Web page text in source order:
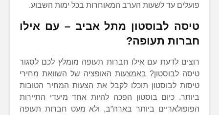
פועלים עד לשעות הערב המאוחרות בכל ימות השבוע.
טיסה לבוסטון מתל אביב – עם אילו
חברות תעופה?
רוצים לדעת עם אילו חברות תעופה מומלץ לכם לסגור
טיסה לבוסטון? באמצעות האופציה של השוואת מחירי
טיסות לבוסטון תוכלו לקבל את הצעות המחיר הטובות
ביותר. כיום בוסטון הפכה להיות אחד מיעדי התיירות
הפופולאריים ביותר בארה”ב, ולא מעט חברות תעופה